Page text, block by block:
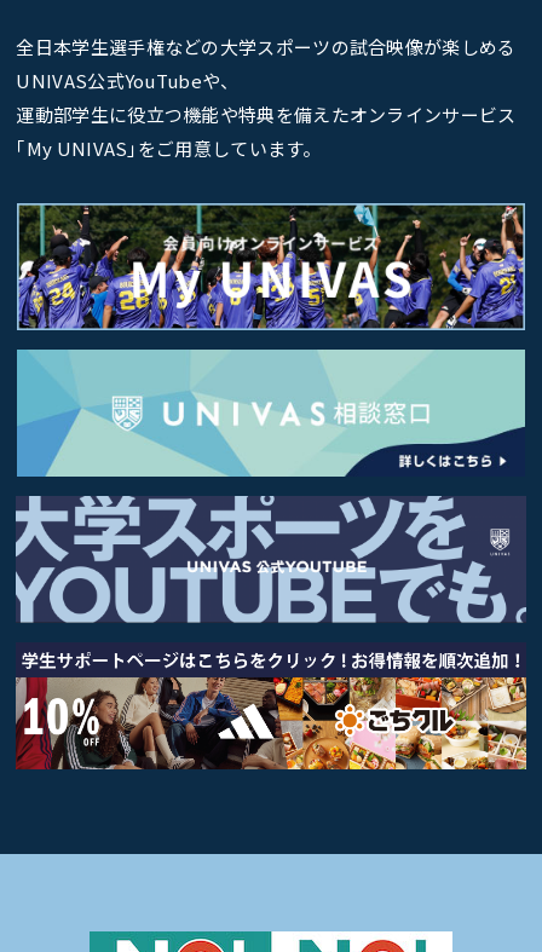
全日本学生選手権などの大学スポーツの試合映像が楽しめる
UNIVAS公式YouTubeや、
運動部学生に役立つ機能や特典を備えたオンラインサービス
｢My UNIVAS｣をご用意しています。